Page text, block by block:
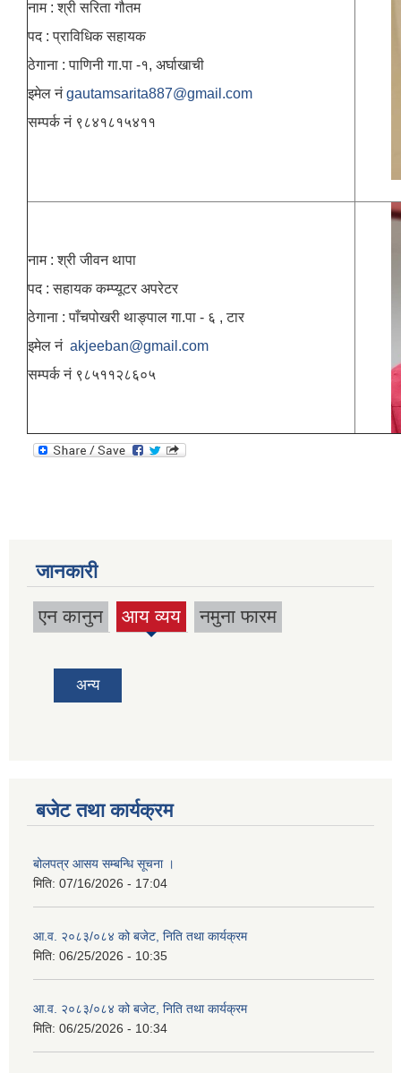
नाम : श्री सरिता गौतम
पद : प्राविधिक सहायक
ठेगाना : पाणिनी गा.पा -१, अर्घाखाची
इमेल नंgautamsarita887@gmail.com
सम्पर्क नं ९८४१८१५४११
नाम : श्री जीवन थापा
पद : सहायक कम्प्यूटर अपरेटर
ठेगाना : पाँचपोखरी थाङ्पाल गा.पा - ६ , टार
इमेल नं akjeeban@gmail.com
सम्पर्क नं ९८५११२८६०५
जानकारी
एन कानुन आय व्यय
(active
नमुना फारम
अन्य
बजेट तथा कार्यक्रम
बोलपत्र आसय सम्बन्धि सूचना ।
मिति: 07/16/2026 - 17:04
आ.व. २०८३/०८४ को बजेट, निति तथा कार्यक्रम
मिति: 06/25/2026 - 10:35
आ.व. २०८३/०८४ को बजेट, निति तथा कार्यक्रम
मिति: 06/25/2026 - 10:34